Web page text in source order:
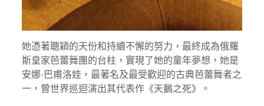
她憑著聰穎的天份和持續不懈的努力，最終成為俄羅
斯皇家芭蕾舞團的台柱，實現了她的童年夢想，她是
安娜·巴甫洛娃，最著名及最受歡迎的古典芭蕾舞者之
一，曾世界巡迴演出其代表作《天鵝之死》。